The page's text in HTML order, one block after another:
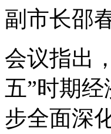
副市长邵
会议指出
五”时期
步全面深